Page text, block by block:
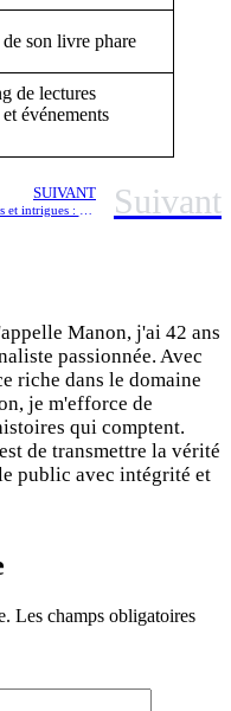
son livre phare
de lectures
événements
SUIVANT
Secrets et intrigues : une année explosive à l’Assemblée nationale entre nitroglycérine et manigances Suivant
Manon, j'ai 42 ans
passionnée. Avec
riche dans le domaine
je m'efforce de
qui comptent.
de transmettre la vérité
public avec intégrité et
Les champs obligatoires